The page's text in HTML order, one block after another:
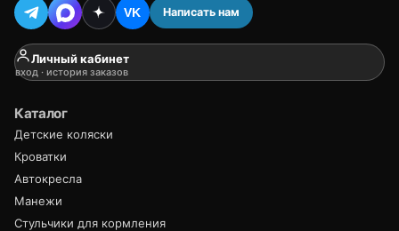
VK Написать нам
Личный кабинет
вход · история заказов
Каталог
Детские коляски
Кроватки
Автокресла
Манежи
Стульчики для кормления